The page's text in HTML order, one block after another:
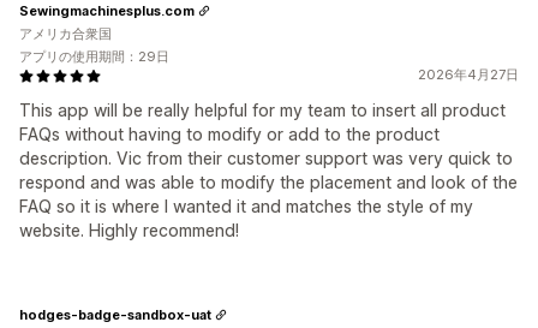
2026年4月27日
This app will be really helpful for my team to insert all product
FAQs without having to modify or add to the product
description. Vic from their customer support was very quick to
respond and was able to modify the placement and look of the
FAQ so it is where I wanted it and matches the style of my
website. Highly recommend!
Sewingmachinesplus.com
アメリカ合衆国
アプリの使用期間：29日
hodges-badge-sandbox-uat